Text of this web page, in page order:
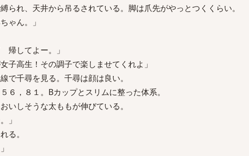
られ、天井から吊るされている。脚は爪先がやっとつくくらい。
ゃん。」
帰してよー。」
子高生！その調子で楽しませてくれよ」
で千尋を見る。千尋は顔は良い。
６，８１。Bカップとスリムに整った体系。
いしそうな太ももが伸びている。
」
る。